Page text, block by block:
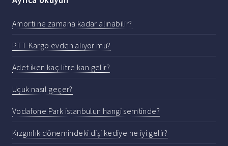
Amorti ne zamana kadar alınabilir?
PTT Kargo evden alıyor mu?
Adet iken kaç litre kan gelir?
Uçuk nasıl geçer?
Vodafone Park istanbulun hangi semtinde?
Kızgınlık dönemindeki dişi kediye ne iyi gelir?